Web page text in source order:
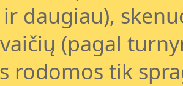
daugiau),
(pagal
rodomos tik